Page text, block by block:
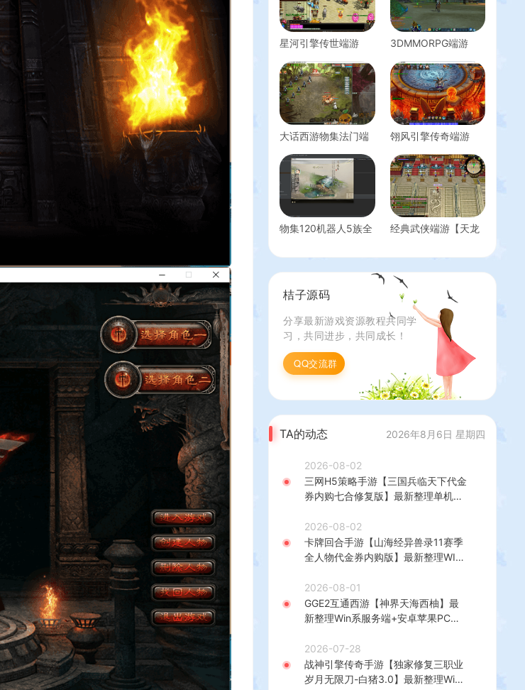
星河引擎传世端游
剧情版】最新整理
Win系服务端+彩虹登
陆器+客户端+详细搭
建教程
3DMMORPG端游
版】最新整理单机一
键即玩镜像端+Linux
手工服务端+GM工具
+网页注册+PC客户
端+详细搭建教程
大话西游物集法门端
+GM运营后台
翎风引擎传奇端游
新整理WIN系服务端
+配套补丁网站+详细
搭建教程+视频教程
物集120机器人5族全
码（视频教程+一键
端+虚拟机）
经典武侠端游【天龙
新整理单机一键即玩
镜像端+Linux手工服
务端+PC客户端+GM
工具+详细搭建教程
桔子源码
分享最新游戏资源教程共同学
习，共同进步，共同成长！
QQ交流群
TA的动态 2026年8月6日 星期四
2026-08-02
三网H5策略手游【三国兵临天下代金
券内购七合修复版】最新整理单机一
理后台+GM授权后台+简易安卓客户
端+详细搭建教程+视频教程
2026-08-02
卡牌回合手游【山海经异兽录11赛季
全人物代金券内购版】最新整理WIN
+热更修改工具+安卓+详细搭建教程
2026-08-01
GGE2互通西游【神界天海西柚】最
新整理Win系服务端+安卓苹果PC三
建教程
2026-07-28
战神引擎传奇手游【独家修复三职业
岁月无限刀-白猪3.0】最新整理Win